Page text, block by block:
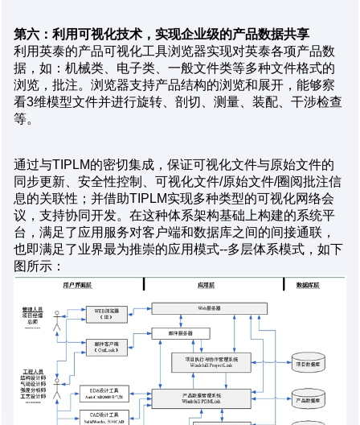
第六：利用可视化技术，实现企业级的产品数据共享
利用英泰的产品可视化工具浏览器实现对英泰各项产品数
据，如：机械类、电子类、一般文件类等多种文件格式的
浏览，批注。浏览器支持产品结构的浏览和展开，能够察
看3维模型文件并进行旋转、剖切、测量、装配、干涉检查
等。
通过与TIPLM的密切集成，保证可视化文件与原始文件的
同步更新、安全性控制、可视化文件/原始文件/圈阅批注信
息的关联性；并借助TIPLM实现多种类型的可视化网络会
议，支持协同开发。在这种体系架构基础上构建的系统平
台，满足了应用服务对客户端和数据库之间的间接通联，
也即满足了业界最为推崇的应用模式--多层体系模式，如下
图所示：